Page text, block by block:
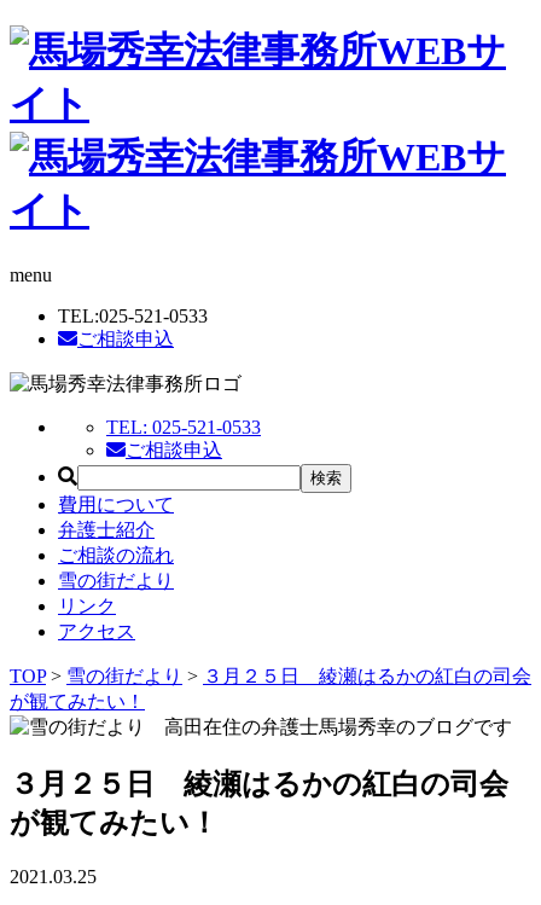
menu
TEL:025-521-0533
ご相談申込
TEL: 025-521-0533
ご相談申込
費用について
弁護士紹介
ご相談の流れ
雪の街だより
リンク
アクセス
TOP> 雪の街だより > ３月２５日 綾瀬はるかの紅白の司会
が観てみたい！
３月２５日 綾瀬はるかの紅白の司会
が観てみたい！
2021.03.25